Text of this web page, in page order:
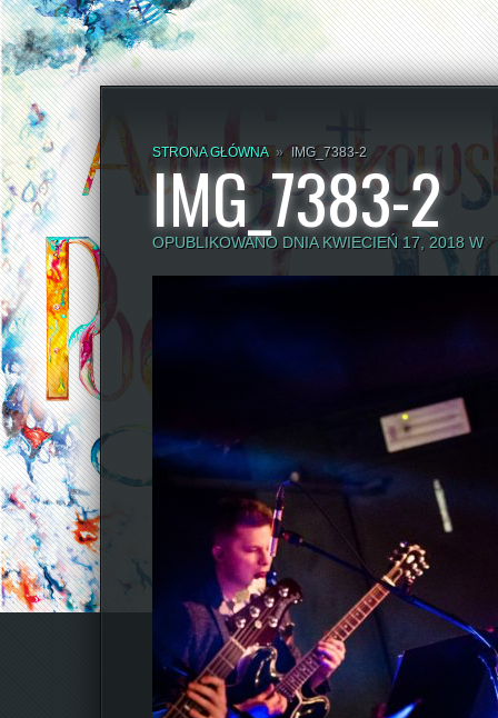
STRONA GŁÓWNA » IMG_7383-2
IMG_7383-2
OPUBLIKOWANO DNIA KWIECIEŃ 17, 2018 W